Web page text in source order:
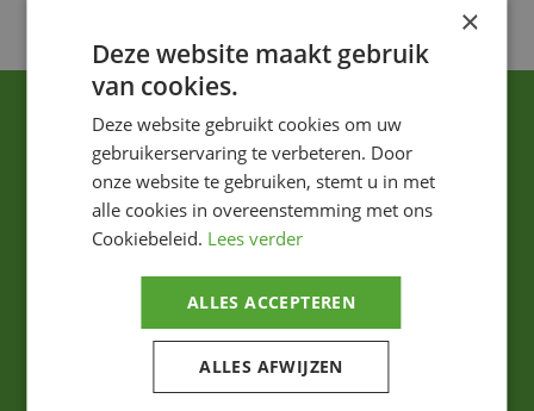
Ik ga akkoord met het privacybeleid.
×
Deze website maakt gebruik
van cookies.
Deze website gebruikt cookies om uw
gebruikerservaring te verbeteren. Door
onze website te gebruiken, stemt u in met
alle cookies in overeenstemming met ons
Cookiebeleid. Lees verder
ALLES ACCEPTEREN
ALLES AFWIJZEN